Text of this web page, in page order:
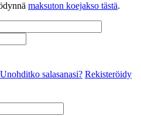
maksuton koejakso tästä.
Unohditko salasanasi? Rekisteröidy